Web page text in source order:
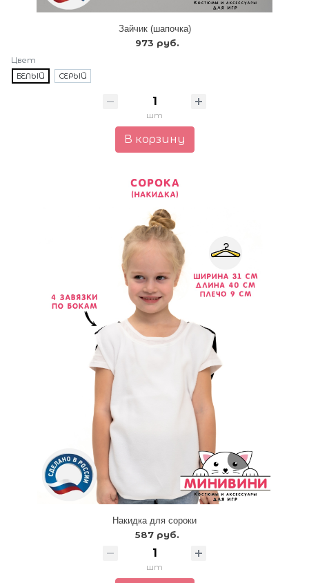
Зайчик (шапочка)
973 руб.
Цвет
БЕЛЫЙ СЕРЫЙ
шт
В корзину
Накидка для сороки
587 руб.
шт